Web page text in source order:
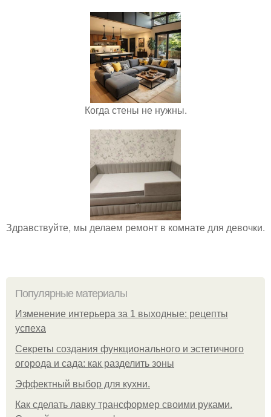
Когда стены не нужны.
Здравствуйте, мы делаем ремонт в комнате для девочки.
Популярные материалы
Изменение интерьера за 1 выходные: рецепты
успеха
Секреты создания функционального и эстетичного
огорода и сада: как разделить зоны
Эффектный выбор для кухни.
Как сделать лавку трансформер своими руками.